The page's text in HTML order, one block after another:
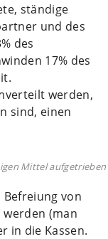
ständige
und des
des
17% des
werden,
sind, einen
Mittel aufgetrieben
Befreiung von
(man
in die Kassen.